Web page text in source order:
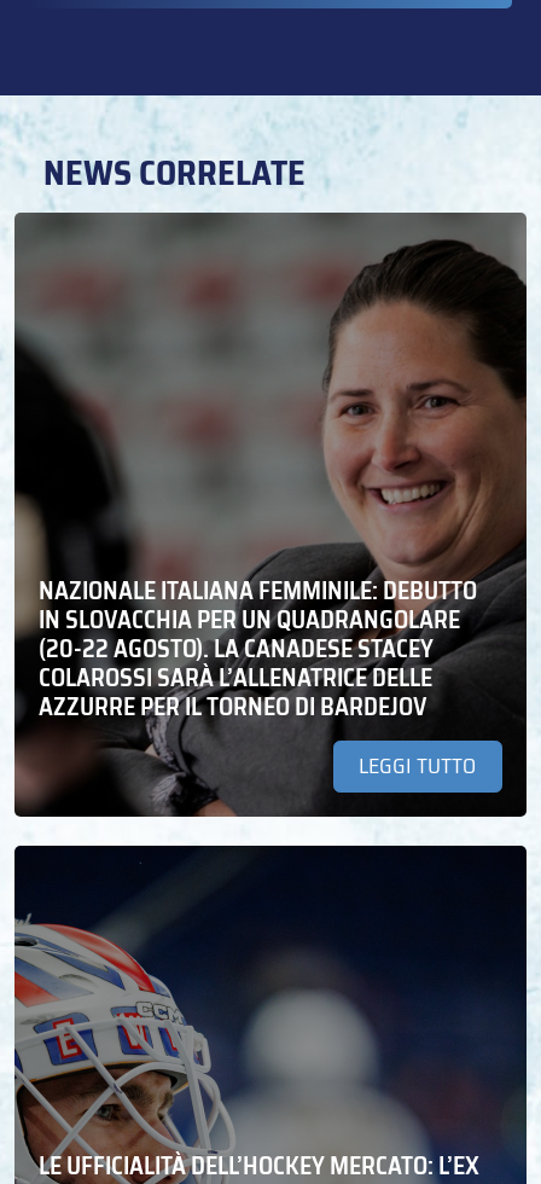
NEWS CORRELATE
NAZIONALE ITALIANA FEMMINILE: DEBUTTO
IN SLOVACCHIA PER UN QUADRANGOLARE
(20-22 AGOSTO). LA CANADESE STACEY
COLAROSSI SARÀ L’ALLENATRICE DELLE
AZZURRE PER IL TORNEO DI BARDEJOV
LEGGI TUTTO
LE UFFICIALITÀ DELL’HOCKEY MERCATO: L’EX